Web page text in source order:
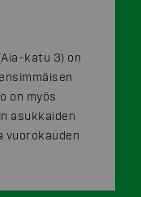
katu 3) on
on myös
asukkaiden
vuorokauden